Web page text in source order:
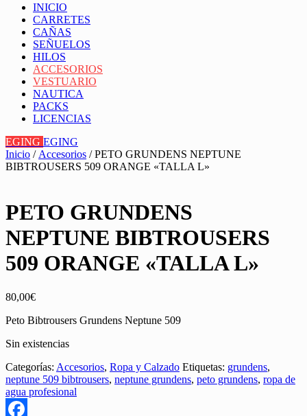
INICIO
CARRETES
CAÑAS
SEÑUELOS
HILOS
ACCESORIOS
VESTUARIO
NAUTICA
PACKS
LICENCIAS
EGING EGING
Inicio / Accesorios / PETO GRUNDENS NEPTUNE
BIBTROUSERS 509 ORANGE «TALLA L»
PETO GRUNDENS
NEPTUNE BIBTROUSERS
509 ORANGE «TALLA L»
80,00€
Peto Bibtrousers Grundens Neptune 509
Sin existencias
Categorías: Accesorios, Ropa y Calzado Etiquetas: grundens,
neptune 509 bibtrousers, neptune grundens, peto grundens, ropa de
agua profesional